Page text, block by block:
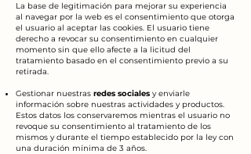
La base de legitimación para mejorar su experiencia
al navegar por la web es el consentimiento que otorga
el usuario al aceptar las cookies. El usuario tiene
derecho a revocar su consentimiento en cualquier
momento sin que ello afecte a la licitud del
tratamiento basado en el consentimiento previo a su
retirada.
Gestionar nuestras redes sociales y enviarle
información sobre nuestras actividades y productos.
Estos datos los conservaremos mientras el usuario no
revoque su consentimiento al tratamiento de los
mismos y durante el tiempo establecido por la ley con
una duración mínima de 3 años.